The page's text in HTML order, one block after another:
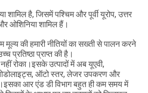
शामिल है, जिसमें पश्चिम और पूर्वी यूरोप, उत्तर
ओशिनिया शामिल हैं।
मूल्य की हमारी नीतियों का सख्ती से पालन करने
प्रतिष्ठा प्राप्त की है।
रोका।इसके उत्पादों में अब यूएवी,
ऑटो स्तर, लेजर उपकरण और
आर एंड डी विभाग बहुत ही कम समय में